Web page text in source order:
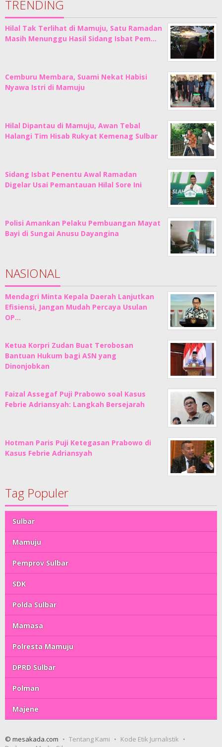
TRENDING
Hilal Tak Terlihat di Mamuju, Satu Ramadan
Masih Menunggu Hasil Sidang Isbat Pem…
Cemburu Membara, Suami Nekat Habisi
Nyawa Istri di Mamuju
Hilal Dipantau di Mamuju, Awan Tebal
Halangi Tim Hisab Rukyat Kemenag Sulbar
Sidang Isbat Penentu Awal Ramadan
Digelar Usai Pemantauan Hilal Sore Ini
Polisi Amankan Pelaku Pembuangan Mayat
Bayi di Sungai Anusu Dayangina
NASIONAL
Mendagri Minta Kepala Daerah Lanjutkan
Efisiensi, Jangan Mudah Percaya Usulan
OP…
Ketua Korpri Zudan Buat Terobosan
Bantuan Hukum bagi ASN yang
Dinonjobkan
Faizal Assegaf Puji Prabowo soal Kasus
Febrie Adriansyah: Langkah Bersejarah
Hotman Paris Puji Ketegasan Prabowo di
Kasus Febrie Adriansyah
Tag Populer
Sulbar
Mamuju
Pemprov Sulbar
SDK
Polda Sulbar
Mamasa
Polresta Mamuju
DPRD Sulbar
Polman
Majene
© mesakada.com Tentang Kami
Kode Etik Jurnalistik